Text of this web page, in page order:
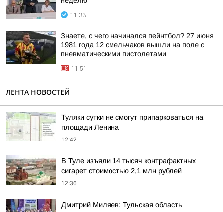
11:33
Знаете, с чего начинался пейнтбол? 27 июня
1981 года 12 смельчаков вышли на поле с
пневматическими пистолетами
11:51
ЛЕНТА НОВОСТЕЙ
Туляки сутки не смогут припарковаться на
площади Ленина
12:42
В Туле изъяли 14 тысяч контрафактных
сигарет стоимостью 2,1 млн рублей
12:36
Дмитрий Миляев: Тульская область